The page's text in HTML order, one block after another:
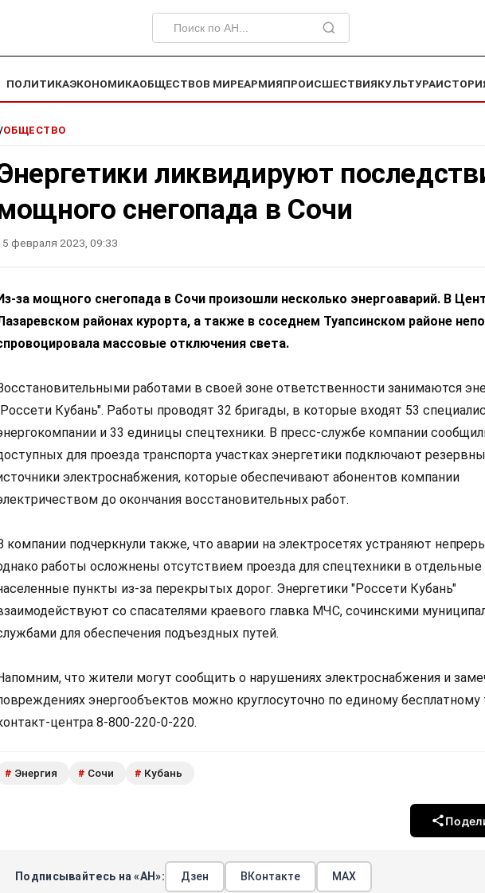
ПОЛИТИКАЭКОНОМИКАОБЩЕСТВОВ МИРЕАРМИЯПРОИСШЕСТВИЯКУЛЬТУРА
ОБЩЕСТВО
ликвидируют
снегопада в Сочи
февраля 2023, 09:33
за мощного снегопада в Сочи произошли несколько энергоаварий. В
районах курорта, а также в соседнем Туапсинском районе
массовые отключения света.
работами в своей зоне ответственности занимаются
Кубань". Работы проводят 32 бригады, в которые входят 53
и 33 единицы спецтехники. В пресс-службе компании
для проезда транспорта участках энергетики подключают
электроснабжения, которые обеспечивают абонентов компании
до окончания восстановительных работ.
компании подчеркнули также, что аварии на электросетях устраняют
работы осложнены отсутствием проезда для спецтехники в отдельные
пункты из-за перекрытых дорог. Энергетики "Россети Кубань"
со спасателями краевого главка МЧС, сочинскими
для обеспечения подъездных путей.
что жители могут сообщить о нарушениях электроснабжения и
энергообъектов можно круглосуточно по единому бесплатному
центра 8-800-220-0-220.
# Энергия # Сочи # Кубань
Подписывайтесь на «АН»: Дзен ВКонтакте МАХ